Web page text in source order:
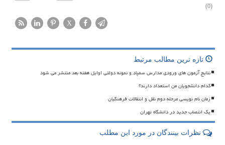
(0)
X
تازه ترین مطالب مرتبط
نتایج آزمون های ورودی مدارس سمپاد و نمونه دولتی اوایل هفته بعد منتشر می شود
کدام دانشجویان من استعداد دارند؟
زمان نام نویسی مرحله دوم نقل و انتقالات فرهنگیان
یک انتصاب جدید در دانشگاه تهران
نظرات بینندگان در مورد این مطلب